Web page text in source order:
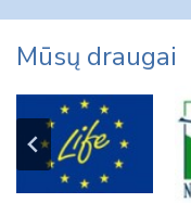
Mūsų draugai